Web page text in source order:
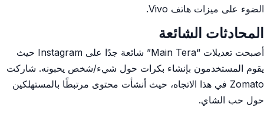
الضوء على ميزات هاتف Vivo.
المحادثات الشائعة
أصبحت تعديلات “Main Tera” شائعة جدًا على Instagram حيث
يقوم المستخدمون بإنشاء بكرات حول شيء/شخص يحبونه. شاركت
Zomato في هذا الاتجاه، حيث أنشأت محتوى مرتبطًا بالمستهلكين
حول حب الشاي.